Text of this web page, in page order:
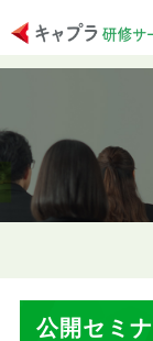
公開セミ